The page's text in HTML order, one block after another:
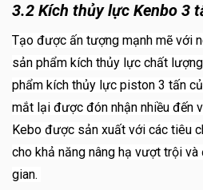
3.2 Kích thủy lực Kenbo 3
Tạo được ấn tượng mạnh mẽ với
sản phẩm kích thủy lực chất
phẩm kích thủy lực piston 3 tấn
mắt lại được đón nhận nhiều đến
Kebo được sản xuất với các tiêu
cho khả năng nâng hạ vượt trội
gian.